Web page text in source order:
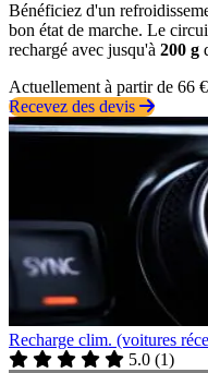
Bénéficiez d'un
bon état de marche. Le
rechargé avec jusqu'à 200 g
Actuellement à partir de 66
Recevez des devis
Recharge clim. (voitures
5.0 (1)